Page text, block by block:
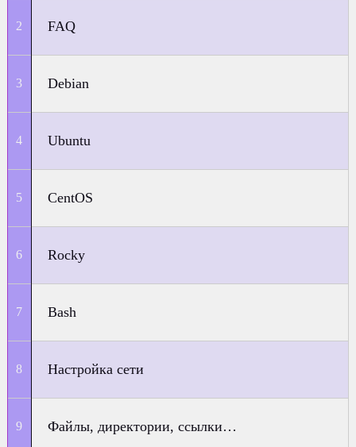
FAQ
Debian
Ubuntu
CentOS
Rocky
Bash
Настройка сети
Файлы, директории, ссылки…